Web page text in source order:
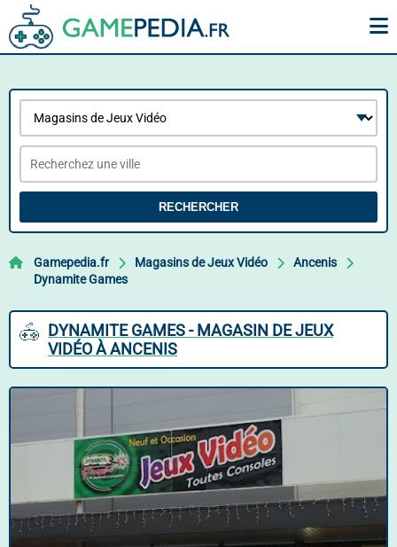
RECHERCHER
Gamepedia.fr Magasins de Jeux Vidéo
Ancenis
Dynamite Games
DYNAMITE GAMES - MAGASIN DE JEUX
VIDÉO À ANCENIS